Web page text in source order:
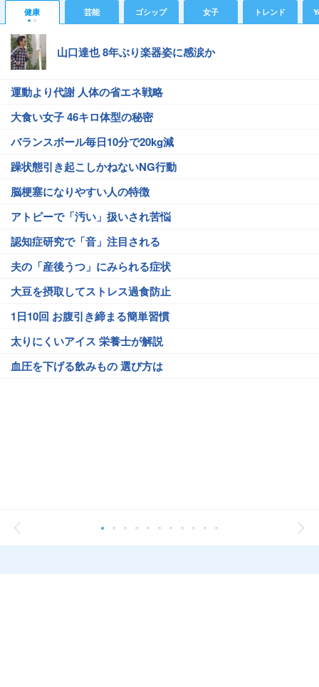
健康 芸能 ゴシップ 女子 トレンド
山口達也 8年ぶり楽器姿に感涙か
運動より代謝 人体の省エネ戦略
大食い女子 46キロ体型の秘密
バランスボール毎日10分で20kg減
躁状態引き起こしかねないNG行動
脳梗塞になりやすい人の特徴
アトピーで「汚い」扱いされ苦悩
認知症研究で「音」注目される
夫の「産後うつ」にみられる症状
大豆を摂取してストレス過食防止
1日10回 お腹引き締まる簡単習慣
太りにくいアイス 栄養士が解説
血圧を下げる飲みもの 選び方は